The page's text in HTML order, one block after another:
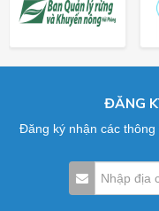
ĐĂNG
Đăng ký nhận các